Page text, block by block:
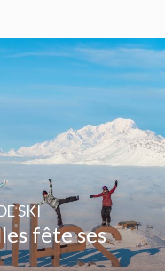
fête ses
SKI